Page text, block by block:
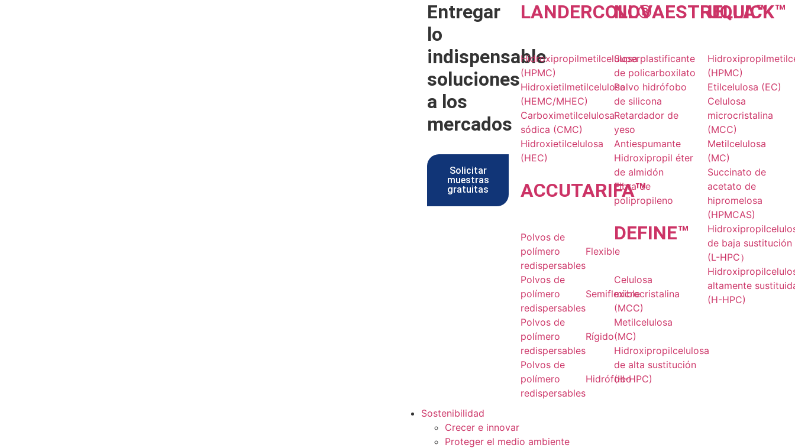
Entregar
lo
indispensable
soluciones
a los
mercados
Solicitar
muestras
gratuitas
LANDERCOLL®
Hidroxipropilmetilcelulosa
(HPMC)
Hidroxietilmetilcelulosa
(HEMC/MHEC)
Carboximetilcelulosa
sódica (CMC)
Hidroxietilcelulosa
(HEC)
ACCUTARIFA™
Polvos de
polímero
redispersables
Flexible
Polvos de
polímero
redispersables
Semiflexible
Polvos de
polímero
redispersables
Rígido
Polvos de
polímero
redispersables
Hidrófobo
NOVAESTRELLA™
Superplastificante
de policarboxilato
Polvo hidrófobo
de silicona
Retardador de
yeso
Antiespumante
Hidroxipropil éter
de almidón
Fibra de
polipropileno
DEFINE™
Celulosa
microcristalina
(MCC)
Metilcelulosa
(MC)
Hidroxipropilcelulosa
de alta sustitución
(H-HPC)
UQUICK™
(HPMC)
Etilcelulosa (EC)
Celulosa
microcristalina
(MCC)
Metilcelulosa
(MC)
Succinato de
acetato de
hipromelosa
(HPMCAS)
de baja sustitución
(L-HPC）
altamente
(H-HPC)
Sostenibilidad
Crecer e innovar
Proteger el medio ambiente